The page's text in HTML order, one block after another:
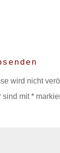
wird nicht
sind mit*